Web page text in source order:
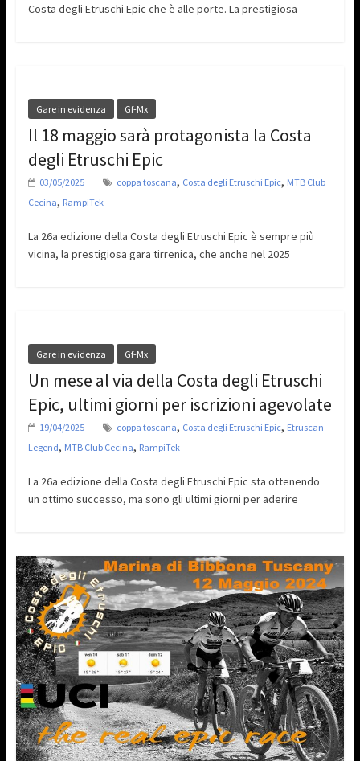
Costa degli Etruschi Epic che è alle porte. La prestigiosa
Gare in evidenza Gf-Mx
Il 18 maggio sarà protagonista la Costa
degli Etruschi Epic
03/05/2025 coppa toscana, Costa degli Etruschi Epic, MTB Club
Cecina, RampiTek
La 26a edizione della Costa degli Etruschi Epic è sempre più
vicina, la prestigiosa gara tirrenica, che anche nel 2025
Gare in evidenza Gf-Mx
Un mese al via della Costa degli Etruschi
Epic, ultimi giorni per iscrizioni agevolate
19/04/2025 coppa toscana, Costa degli Etruschi Epic, Etruscan
Legend, MTB Club Cecina, RampiTek
La 26a edizione della Costa degli Etruschi Epic sta ottenendo
un ottimo successo, ma sono gli ultimi giorni per aderire